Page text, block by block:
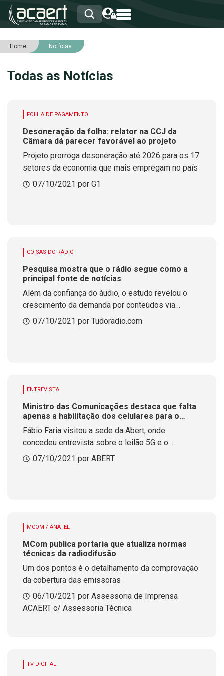
HOME
ASSOCIADOS
NOTÍCIAS
SERVIÇOS
INTEGRIDADE
Home Notícias
Todas as Notícias
FOLHA DE PAGAMENTO
Desoneração da folha: relator na CCJ da
Câmara dá parecer favorável ao projeto
Projeto prorroga desoneração até 2026 para os 17
setores da economia que mais empregam no país
07/10/2021 por G1
COISAS DO RÁDIO
Pesquisa mostra que o rádio segue como a
principal fonte de notícias
Além da confiança do áudio, o estudo revelou o
crescimento da demanda por conteúdos via
streaming
07/10/2021 por Tudoradio.com
ENTREVISTA
Ministro das Comunicações destaca que falta
apenas a habilitação dos celulares para o
desbloqueio do chip FM
Fábio Faria visitou a sede da Abert, onde
concedeu entrevista sobre o leilão 5G e o
programa Digitaliza Brasil
07/10/2021 por ABERT
MCOM / ANATEL
MCom publica portaria que atualiza normas
técnicas da radiodifusão
Um dos pontos é o detalhamento da comprovação
da cobertura das emissoras
06/10/2021 por Assessoria de Imprensa
ACAERT c/ Assessoria Técnica
TV DIGITAL